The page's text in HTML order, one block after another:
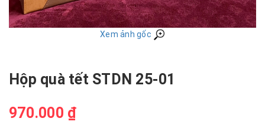
Xem ảnh gốc
Hộp quà tết STDN 25-01
970.000 ₫